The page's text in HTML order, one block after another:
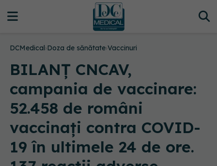
DCMedical›Doza de sănătate›Vaccinuri
BILANȚ CNCAV,
campania de vaccinare:
52.458 de români
vaccinați contra COVID-
19 în ultimele 24 de ore.